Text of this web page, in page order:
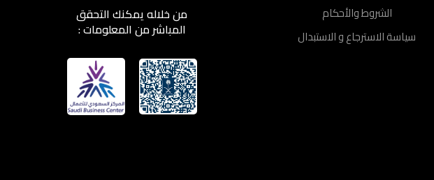
الشروط والأحكام
سياسة الاسترجاع و الاستبدال
من خلاله يمكنك التحقق
المباشر من المعلومات :